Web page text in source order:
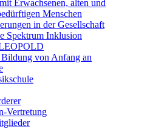
Erwachsenen, alten und
Menschen
in der Gesellschaft
Spektrum Inklusion
von Anfang an
Vertretung